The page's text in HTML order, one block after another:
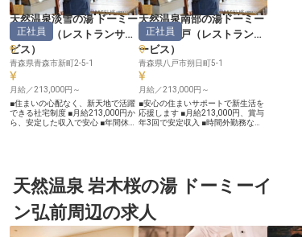
天然温泉淡雪の湯 ドーミー
イン青森
（ レストランサー
ビス ）
正社員
青森県青森市新町2-5-1
月給／213,000円～
■住まいの心配なく、新天地で活躍
できる社宅制度 ■月給213,000円か
ら、安定した収入で安心 ■年間休日
るため、レストランサービスとして
温かいおもてなしを提供していただ
膳、清掃まで、多岐にわたる業務を
通じて、お客様の笑顔を直接見られ
るやりがいを感じられるでしょう。
天然温泉南部の湯ドーミー
イン本八戸 （ レストランサ
ービス ）
正社員
青森県八戸市朔日町5-1
月給／213,000円～
■安心の住まいサポートで新生活を
応援します ■月給213,000円、賞与
年3回で安定収入 ■時間外勤務な
イン本八戸では、お客様に心から安
らげる時間を提供するため、レスト
ます。 調理業務からライブキッチ
ンでの接客、配膳、下膳、そして厨
房内の清掃まで、多岐にわたる業務
天然温泉 岩木桜の湯 ドーミーイ
ン弘前周辺の求人